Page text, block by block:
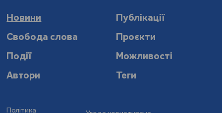
Новини
Публікації
Свобода слова
Проєкти
Події
Можливості
Автори
Теги
Політика